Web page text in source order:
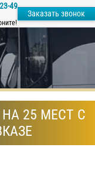
49
Заказать звонок
НА 25 МЕСТ С